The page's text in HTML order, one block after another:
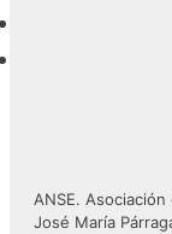
ANSE.
José María